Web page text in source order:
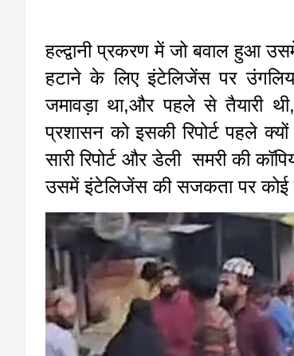
हल्द्वानी प्रकरण में जो बवाल हुआ
हटाने के लिए इंटेलिजेंस पर
जमावड़ा था,और पहले से तैयारी
प्रशासन को इसकी रिपोर्ट पहले
सारी रिपोर्ट और डेली समरी की
उसमें इंटेलिजेंस की सजकता पर कोई